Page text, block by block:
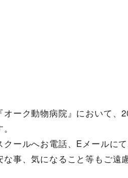
ーク動物病院』において
ールへお電話、Eメールにて
事、気になること等もご遠